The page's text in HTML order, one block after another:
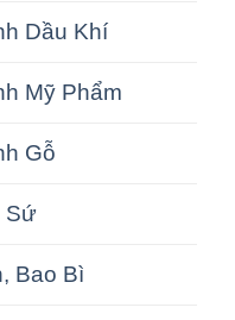
Dầu Khí
Mỹ Phẩm
Gỗ
Sứ
Bao Bì